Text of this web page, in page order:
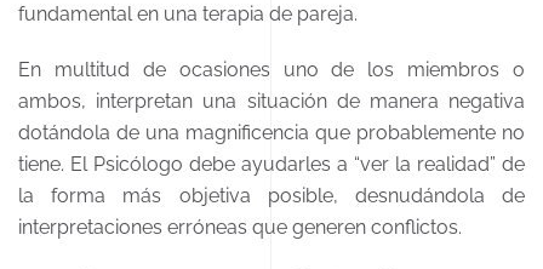
fundamental en una terapia de pareja.
En multitud de ocasiones uno de los miembros o
ambos, interpretan una situación de manera negativa
dotándola de una magnificencia que probablemente no
tiene. El Psicólogo debe ayudarles a “ver la realidad” de
la forma más objetiva posible, desnudándola de
interpretaciones erróneas que generen conflictos.